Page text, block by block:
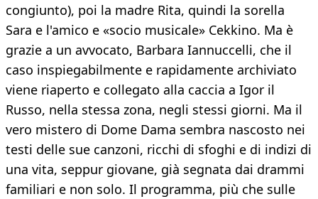
congiunto), poi la madre Rita, quindi la sorella
Sara e l'amico e «socio musicale» Cekkino. Ma è
grazie a un avvocato, Barbara Iannuccelli, che il
caso inspiegabilmente e rapidamente archiviato
viene riaperto e collegato alla caccia a Igor il
Russo, nella stessa zona, negli stessi giorni. Ma il
vero mistero di Dome Dama sembra nascosto nei
testi delle sue canzoni, ricchi di sfoghi e di indizi di
una vita, seppur giovane, già segnata dai drammi
familiari e non solo. Il programma, più che sulle